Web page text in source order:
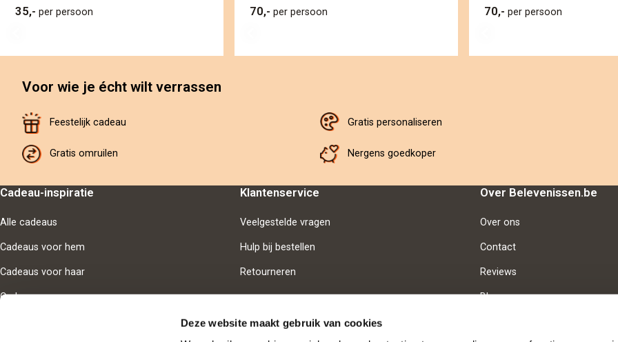
Deze website maakt gebruik van cookies
35,- per persoon 70,- per persoon 70,- per persoon
Voor wie je écht wilt verrassen
Feestelijk cadeau Gratis personaliseren
Gratis omruilen Nergens goedkoper
Cadeau-inspiratie
Alle cadeaus
Cadeaus voor hem
Cadeaus voor haar
Cadeaus voor samen
Klantenservice
Veelgestelde vragen
Hulp bij bestellen
Retourneren
Over Belevenissen.be
Over ons
Contact
Reviews
Blog